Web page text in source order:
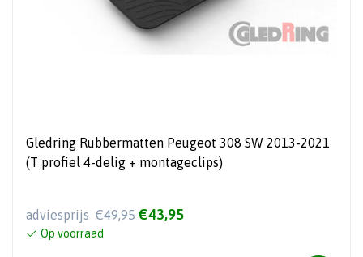
Gledring Rubbermatten Peugeot 308 SW 2013-2021
(T profiel 4-delig + montageclips)
adviesprijs €49,95 €43,95
Op voorraad